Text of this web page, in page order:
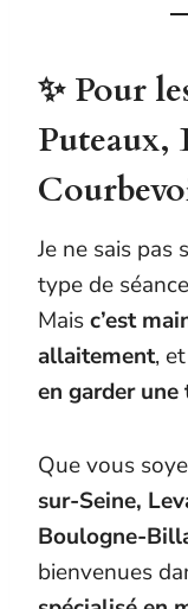
✨ Pour
Puteaux,
Je ne sais pas
type de
Maisc’est
allaitement, et
en garder une
Que vous
sur-Seine,
Boulogne-
bienvenues